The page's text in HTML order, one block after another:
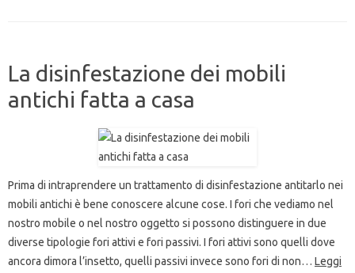
La disinfestazione dei mobili
antichi fatta a casa
Prima di intraprendere un trattamento di disinfestazione antitarlo nei
mobili antichi è bene conoscere alcune cose. I fori che vediamo nel
nostro mobile o nel nostro oggetto si possono distinguere in due
diverse tipologie fori attivi e fori passivi. I fori attivi sono quelli dove
ancora dimora l’insetto, quelli passivi invece sono fori di non… Leggi